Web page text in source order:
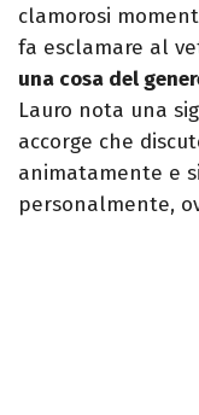
clamorosi
fa esclamare al
una cosa del
Lauro nota una
accorge che
animatamente e
personalmente,